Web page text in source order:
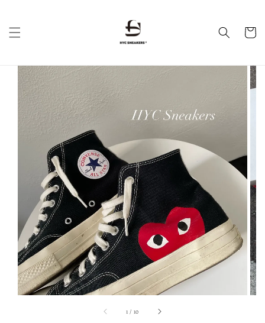
1 / 10